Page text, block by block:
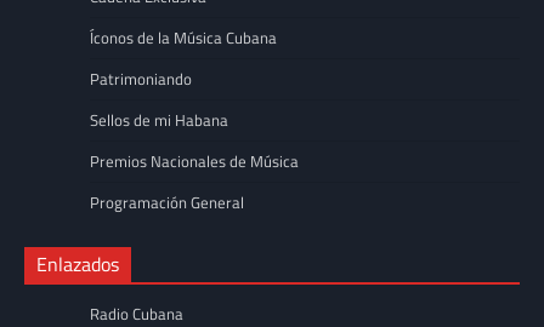
Íconos de la Música Cubana
Patrimoniando
Sellos de mi Habana
Premios Nacionales de Música
Programación General
Enlazados
Radio Cubana